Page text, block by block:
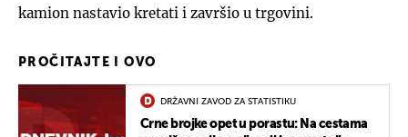
kamion nastavio kretati i završio u trgovini.
PROČITAJTE I OVO
DRŽAVNI ZAVOD ZA STATISTIKU
Crne brojke opet u porastu: Na cestama